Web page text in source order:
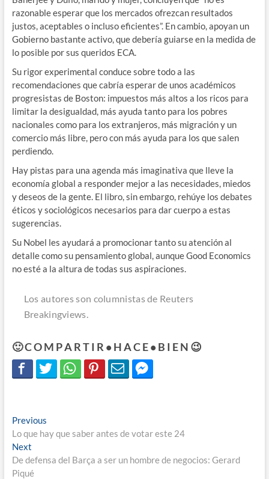
razonable esperar que los mercados ofrezcan resultados
justos, aceptables o incluso eficientes”. En cambio, apoyan un
Gobierno bastante activo, que debería guiarse en la medida de
lo posible por sus queridos ECA.
Su rigor experimental conduce sobre todo a las
recomendaciones que cabría esperar de unos académicos
progresistas de Boston: impuestos más altos a los ricos para
limitar la desigualdad, más ayuda tanto para los pobres
nacionales como para los extranjeros, más migración y un
comercio más libre, pero con más ayuda para los que salen
perdiendo.
Hay pistas para una agenda más imaginativa que lleve la
economía global a responder mejor a las necesidades, miedos
y deseos de la gente. El libro, sin embargo, rehúye los debates
éticos y sociológicos necesarios para dar cuerpo a estas
sugerencias.
Su Nobel les ayudará a promocionar tanto su atención al
detalle como su pensamiento global, aunque Good Economics
no esté a la altura de todas sus aspiraciones.
Los autores son columnistas de Reuters
Breakingviews.
🙂 C O M P A R T I R • H A C E • B I E N 😉
Navegación
de
entradas
PreviousPrevious
post:
Lo que hay que saber antes de votar este 24
NextNext
post:
De defensa del Barça a ser un hombre de negocios: Gerard
Piqué